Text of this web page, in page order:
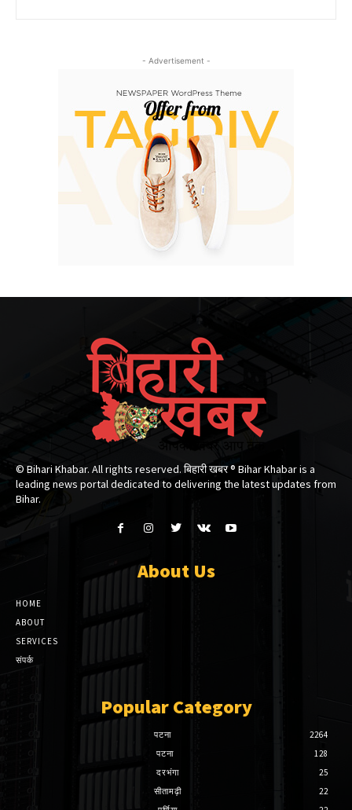
- Advertisement -
© Bihari Khabar. All rights reserved. बिहारी खबर ®​ Bihar Khabar is a
leading news portal dedicated to delivering the latest updates from
Bihar.
About Us
HOME
ABOUT
SERVICES
संपर्क
Popular Category
पटना
2264
पटना
128
दरभंगा
25
सीतामढ़ी
22